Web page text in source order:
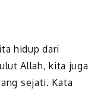
hidup dari
Allah, kita juga
sejati. Kata